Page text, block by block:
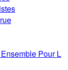
Pour L